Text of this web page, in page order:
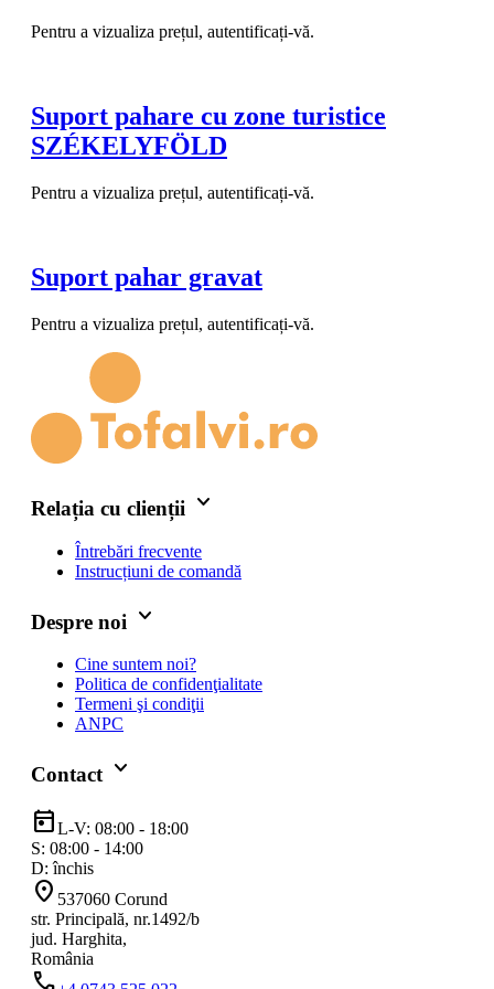
Pentru a vizualiza prețul, autentificați-vă.
Suport pahare cu zone turistice
SZÉKELYFÖLD
Pentru a vizualiza prețul, autentificați-vă.
Suport pahar gravat
Pentru a vizualiza prețul, autentificați-vă.
Relația cu clienții keyboard_arrow_down
Întrebări frecvente
Instrucțiuni de comandă
Despre noi keyboard_arrow_down
Cine suntem noi?
Politica de confidenţialitate
Termeni şi condiţii
ANPC
Contact keyboard_arrow_down
todayL-V: 08:00 - 18:00
S: 08:00 - 14:00
D: închis
location_on 537060 Corund
str. Principală, nr.1492/b
jud. Harghita,
România
phone